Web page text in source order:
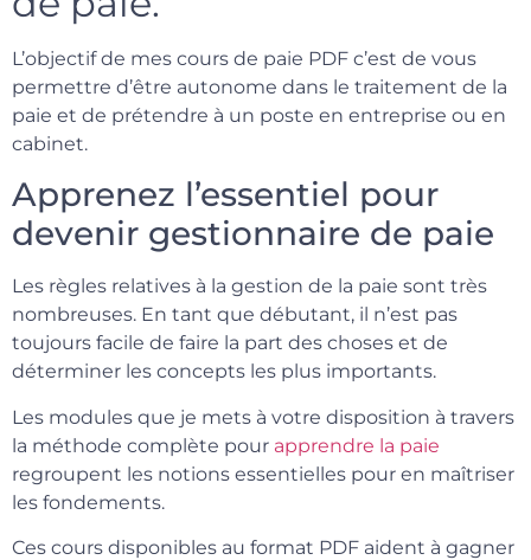
L’objectif de mes cours de paie PDF c’est de vous
permettre d’être autonome dans le traitement de la
paie et de prétendre à un poste en entreprise ou en
cabinet.
Apprenez l’essentiel pour
devenir gestionnaire de paie
Les règles relatives à la gestion de la paie sont très
nombreuses. En tant que débutant, il n’est pas
toujours facile de faire la part des choses et de
déterminer les concepts les plus importants.
Les modules que je mets à votre disposition à travers
la méthode complète pour apprendre la paie
regroupent les notions essentielles pour en maîtriser
les fondements.
Ces cours disponibles au format PDF aident à gagner